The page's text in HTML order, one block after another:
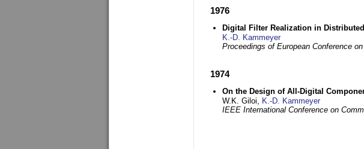
1976
Digital Filter Realization in
K.-D. Kammeyer
Proceedings of European Conference
1974
On the Design of All-Digital
W.K. Giloi, K.-D. Kammeyer
IEEE International Conference on